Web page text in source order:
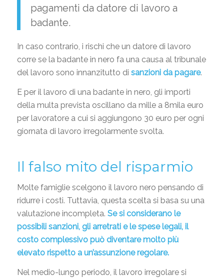
pagamenti da datore di lavoro a
badante.
In caso contrario, i rischi che un datore di lavoro
corre se la badante in nero fa una causa al tribunale
del lavoro sono innanzitutto di sanzioni da pagare.
E per il lavoro di una badante in nero, gli importi
della multa prevista oscillano da mille a 8mila euro
per lavoratore a cui si aggiungono 30 euro per ogni
giornata di lavoro irregolarmente svolta.
Il falso mito del risparmio
Molte famiglie scelgono il lavoro nero pensando di
ridurre i costi. Tuttavia, questa scelta si basa su una
valutazione incompleta. Se si considerano le
possibili sanzioni, gli arretrati e le spese legali, il
costo complessivo può diventare molto più
elevato rispetto a un’assunzione regolare.
Nel medio-lungo periodo, il lavoro irregolare si